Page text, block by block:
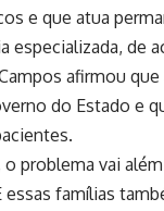
e que atua
especializada, de
afirmou
do Estado e
o problema vai
essas famílias